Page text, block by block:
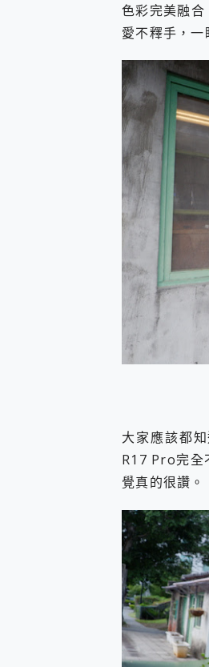
色彩完美融
愛不釋手，一
大家應該都
R17 Pro完全
覺真的很讚。